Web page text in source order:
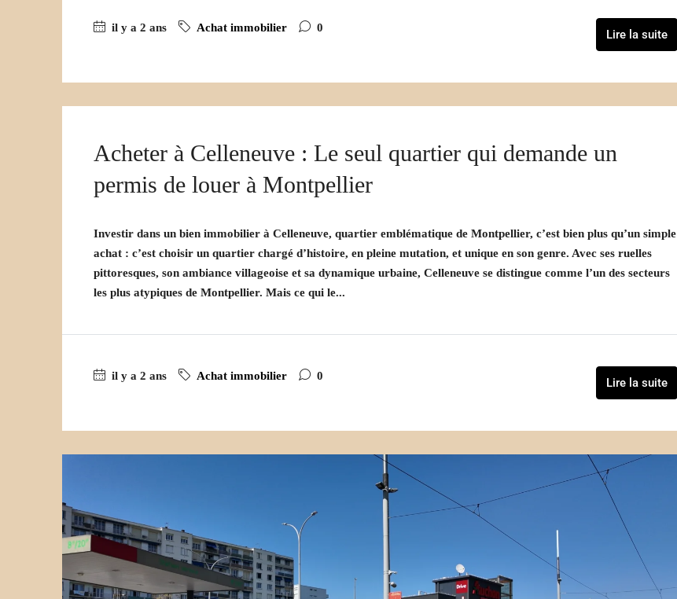
il y a 2 ans Achat immobilier 0 Lire la suite
Acheter à Celleneuve : Le seul quartier qui demande un
permis de louer à Montpellier
Investir dans un bien immobilier à Celleneuve, quartier emblématique de Montpellier, c’est bien plus qu’un simple
achat : c’est choisir un quartier chargé d’histoire, en pleine mutation, et unique en son genre. Avec ses ruelles
pittoresques, son ambiance villageoise et sa dynamique urbaine, Celleneuve se distingue comme l’un des secteurs
les plus atypiques de Montpellier. Mais ce qui le...
il y a 2 ans Achat immobilier 0 Lire la suite